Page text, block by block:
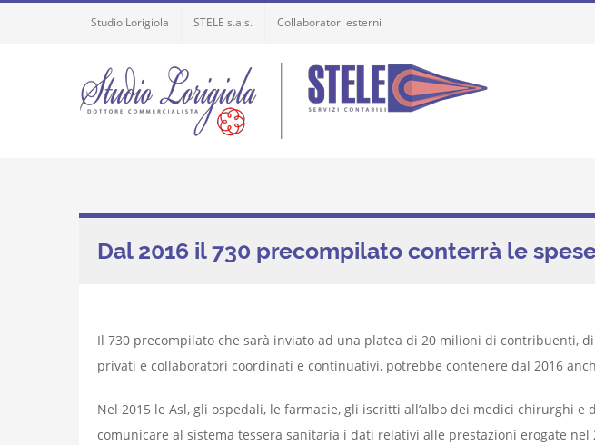
Studio Lorigiola STELE s.a.s. Collaboratori esterni
Dal 2016 il 730 precompilato conterrà le
Il 730 precompilato che sarà inviato ad una platea di 20 milioni di contribuenti,
privati e collaboratori coordinati e continuativi, potrebbe contenere dal 2016
Nel 2015 le Asl, gli ospedali, le farmacie, gli iscritti all’albo dei medici chirurghi e
comunicare al sistema tessera sanitaria i dati relativi alle prestazioni erogate nel